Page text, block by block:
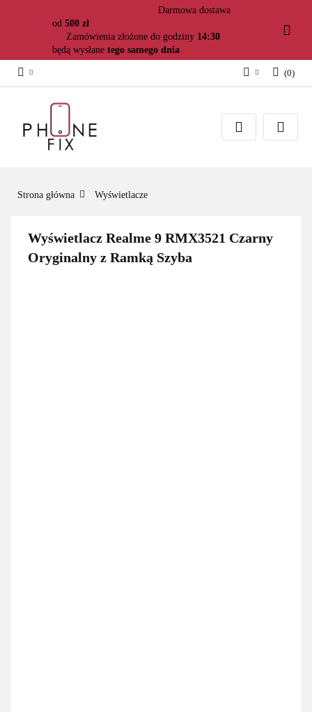
Darmowa dostawa
od 500 zł
Zamówienia złożone do godziny 14:30
będą wysłane tego samego dnia
Załóż konto
(0)
Strona główna Wyświetlacze
Wyświetlacz Realme 9 RMX3521 Czarny
Oryginalny z Ramką Szyba